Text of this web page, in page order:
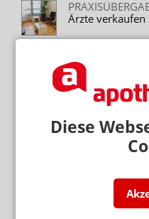
Diese
Ärzte verkaufen
Gemeinde und
BAYERN
Gemeinde
ABDA-
Linke: Fahr-,